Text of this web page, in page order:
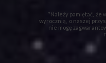
*Należy pamiętać, że
wyrocznią, o naszej
nie mogę